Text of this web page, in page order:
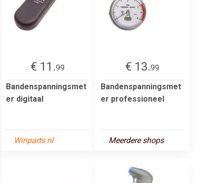
€ 11.99
Bandenspanningsmet
er digitaal
Winparts.nl
€ 13.99
Bandenspanningsmet
er professioneel
Meerdere shops